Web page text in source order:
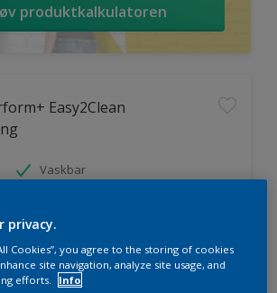
produktkalkulatoren
Easy2Clean
Vaskbar
privacy.
Cookies”, you agree to the storing of cookies
site navigation, analyze site usage, and
efforts.
Info